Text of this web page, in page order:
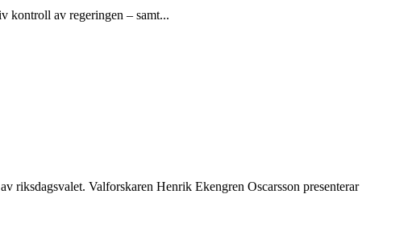
kontroll av regeringen – samt...
Valforskaren Henrik Ekengren Oscarsson presenterar